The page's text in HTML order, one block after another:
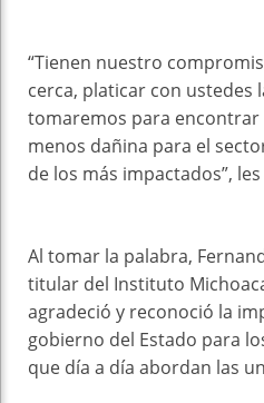
“Tienen nuestro
cerca, platicar con ustedes
tomaremos para encontrar
menos dañina para el
de los más impactados”,
Al tomar la palabra,
titular del Instituto
agradeció y reconoció la
gobierno del Estado para
que día a día abordan las